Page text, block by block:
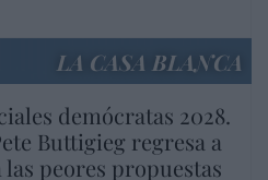
LA CASA BLANCA
demócratas 2028.
Buttigieg regresa a
las peores propuestas